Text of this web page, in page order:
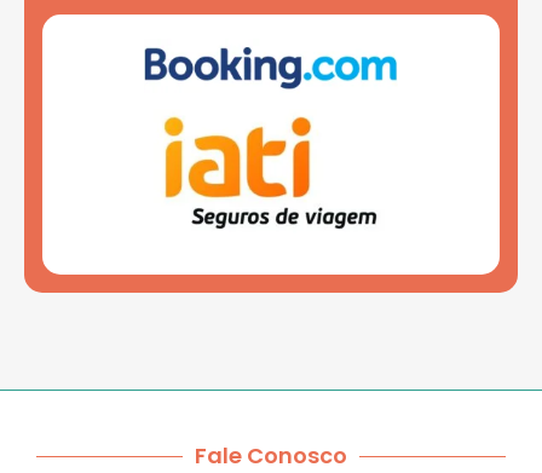
Fale Conosco